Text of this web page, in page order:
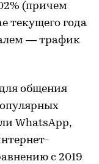
(причем
текущего года
— трафик
общения
WhatsApp,
с 2019